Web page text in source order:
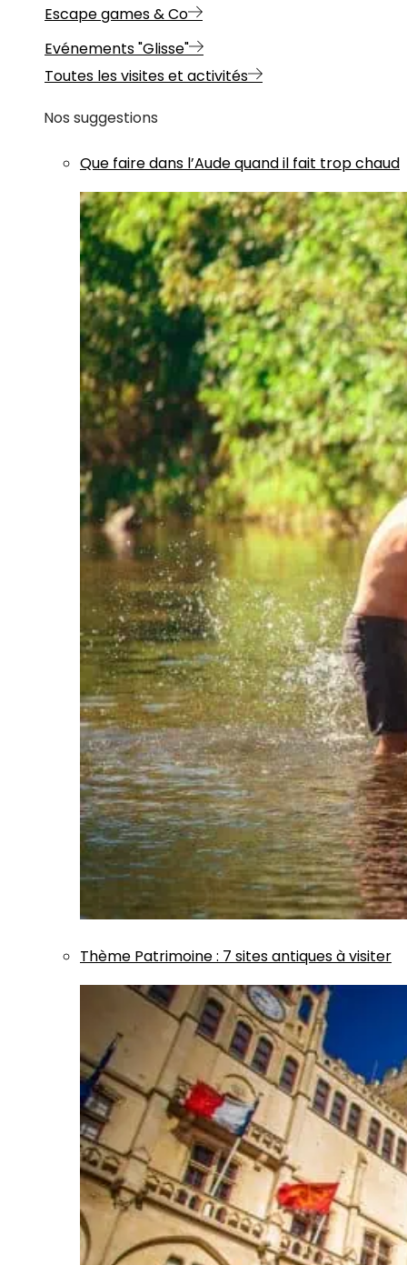
Escape games & Co
Evénements "Glisse"
Toutes les visites et activités
Nos suggestions
Que faire dans l’Aude quand il fait trop chaud
Thème Patrimoine: 7 sites antiques à visiter